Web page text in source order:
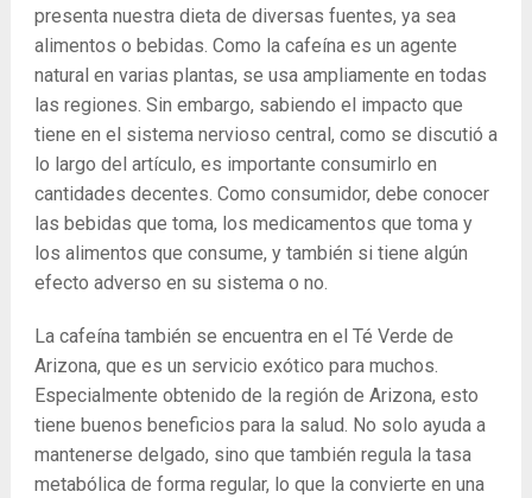
presenta nuestra dieta de diversas fuentes, ya sea
alimentos o bebidas. Como la cafeína es un agente
natural en varias plantas, se usa ampliamente en todas
las regiones. Sin embargo, sabiendo el impacto que
tiene en el sistema nervioso central, como se discutió a
lo largo del artículo, es importante consumirlo en
cantidades decentes. Como consumidor, debe conocer
las bebidas que toma, los medicamentos que toma y
los alimentos que consume, y también si tiene algún
efecto adverso en su sistema o no.
La cafeína también se encuentra en el Té Verde de
Arizona, que es un servicio exótico para muchos.
Especialmente obtenido de la región de Arizona, esto
tiene buenos beneficios para la salud. No solo ayuda a
mantenerse delgado, sino que también regula la tasa
metabólica de forma regular, lo que la convierte en una